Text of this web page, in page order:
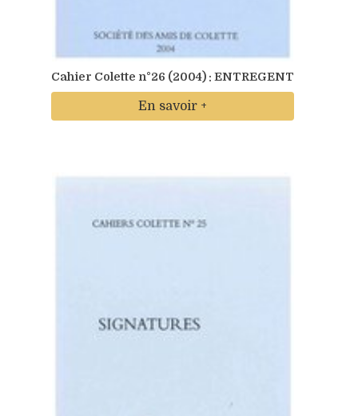
Cahier Colette n°26 (2004) : ENTREGENT
En savoir +